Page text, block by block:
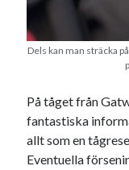
Dels kan man sträcka
På tåget från
fantastiska
allt som en
Eventuella